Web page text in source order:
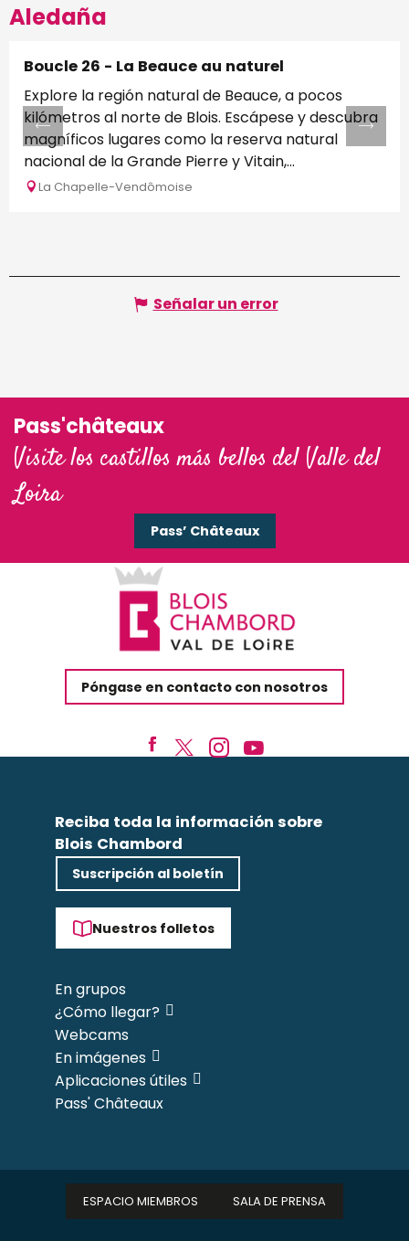
Aledaña
Boucle 26 - La Beauce au naturel
Explore la región natural de Beauce, a pocos
kilómetros al norte de Blois. Escápese y descubra
magníficos lugares como la reserva natural
nacional de la Grande Pierre y Vitain,...
La Chapelle-Vendômoise
Señalar un error
Pass'châteaux
Visite los castillos más bellos del Valle del
Loira
Pass’ Châteaux
Póngase en contacto con nosotros
Reciba toda la información sobre
Blois Chambord
Suscripción al boletín
Nuestros folletos
En grupos
¿Cómo llegar?
Webcams
En imágenes
Aplicaciones útiles
Pass' Châteaux
ESPACIO MIEMBROS SALA DE PRENSA